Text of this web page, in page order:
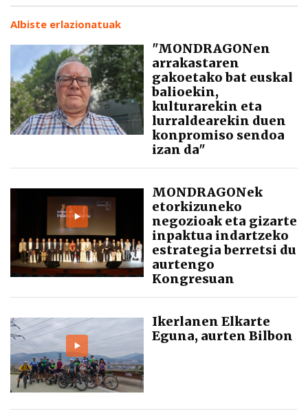
Albiste erlazionatuak
"MONDRAGONen
arrakastaren
gakoetako bat euskal
balioekin,
kulturarekin eta
lurraldearekin duen
konpromiso sendoa
izan da"
MONDRAGONek
etorkizuneko
negozioak eta gizarte
inpaktua indartzeko
estrategia berretsi du
aurtengo
Kongresuan
Ikerlanen Elkarte
Eguna, aurten Bilbon